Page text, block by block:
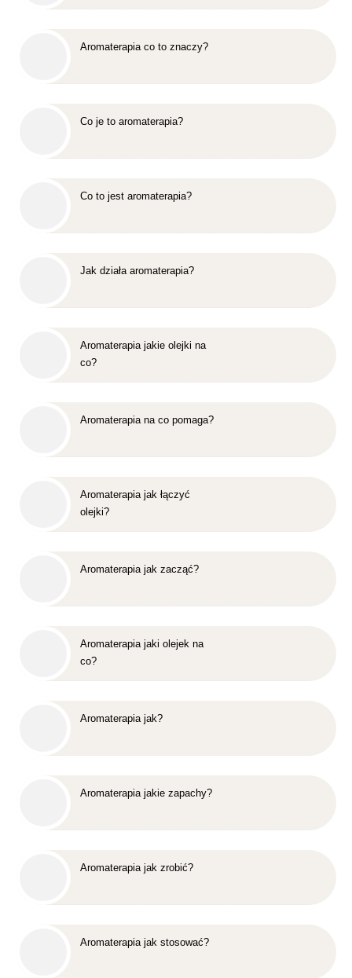
Aromaterapia co to znaczy?
Co je to aromaterapia?
Co to jest aromaterapia?
Jak działa aromaterapia?
Aromaterapia jakie olejki na
co?
Aromaterapia na co pomaga?
Aromaterapia jak łączyć
olejki?
Aromaterapia jak zacząć?
Aromaterapia jaki olejek na
co?
Aromaterapia jak?
Aromaterapia jakie zapachy?
Aromaterapia jak zrobić?
Aromaterapia jak stosować?